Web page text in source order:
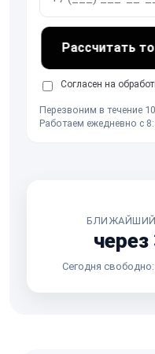
Рассчитать
Согласен на
Перезвоним в течение
Работаем ежедневно с
Сегодня